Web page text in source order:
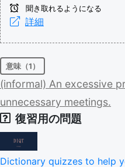
聞き取れるようになる
詳細
意味（1）
(informal) An excessive
unnecessary meetings.
復習用の問題
Dictionary quizzes to help